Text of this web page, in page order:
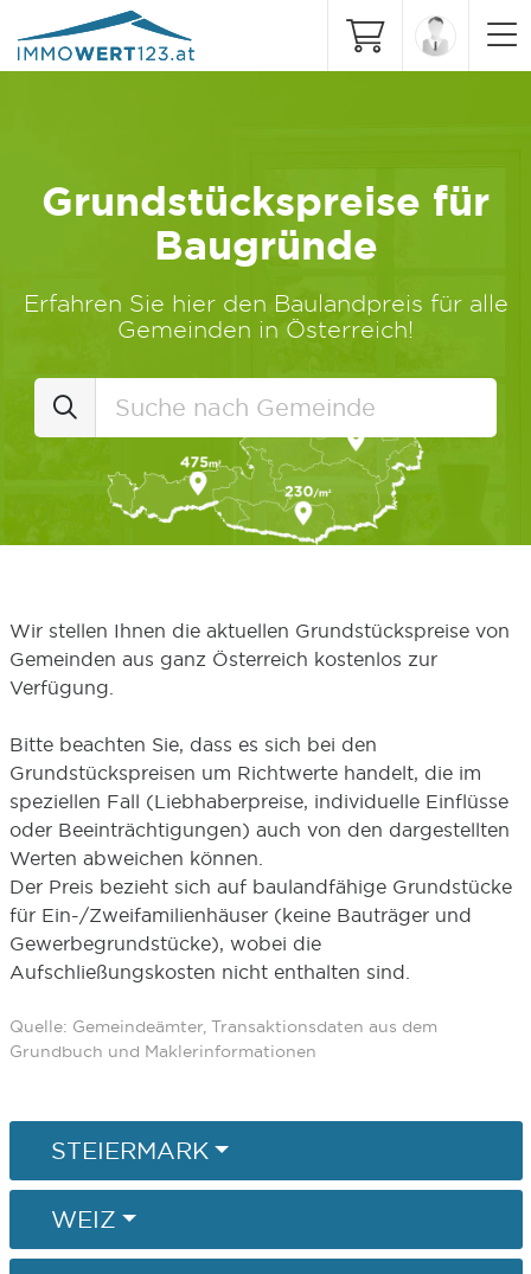
Grundstückspreise für
Baugründe
Erfahren Sie hier den Baulandpreis für alle
Gemeinden in Österreich!
Wir stellen Ihnen die aktuellen Grundstückspreise von
Gemeinden aus ganz Österreich kostenlos zur
Verfügung.
Bitte beachten Sie, dass es sich bei den
Grundstückspreisen um Richtwerte handelt, die im
speziellen Fall (Liebhaberpreise, individuelle Einflüsse
oder Beeinträchtigungen) auch von den dargestellten
Werten abweichen können.
Der Preis bezieht sich auf baulandfähige Grundstücke
für Ein-/Zweifamilienhäuser (keine Bauträger und
Gewerbegrundstücke), wobei die
Aufschließungskosten nicht enthalten sind.
Quelle: Gemeindeämter, Transaktionsdaten aus dem
Grundbuch und Maklerinformationen
STEIERMARK
WEIZ